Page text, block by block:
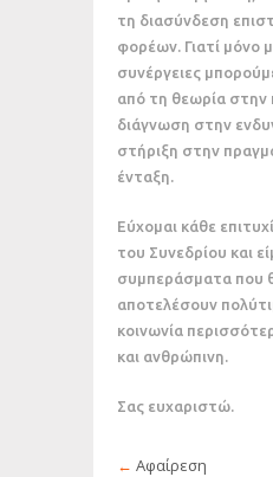
τη διασύνδεση
φορέων. Γιατί μόνο
συνέργειες
από τη θεωρία στην
διάγνωση στην
στήριξη στην
ένταξη.
Εύχομαι κάθε
του Συνεδρίου και
συμπεράσματα που
αποτελέσουν
κοινωνία
και ανθρώπινη.
Σας ευχαριστώ.
← Αφαίρεση